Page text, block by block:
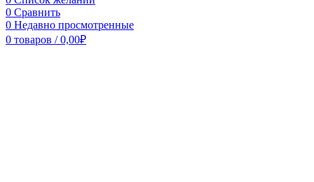
0 Сравнить
0 Недавно просмотренные
0 товаров / 0,00₽